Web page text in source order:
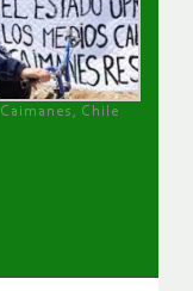
Caimanes, Chile